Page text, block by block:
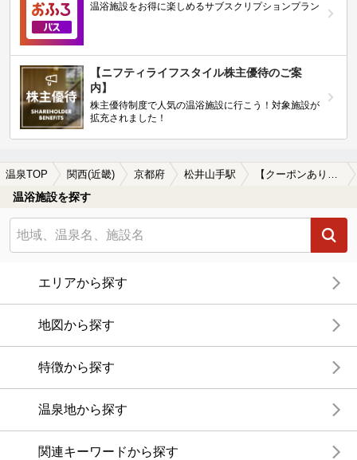
温浴施設をお得に楽しめるサブスクリプションプラン
【ニフティライフスタイル株主優待のご案
内】
株主優待制度で人気の温浴施設に行こう！対象施設が
拡充されました！
温泉TOP 関西(近畿) 京都府 松井山手駅 【クーポンあり】食事が楽しめる松井山手駅近くの温泉、日帰り温泉、スーパー銭湯おすすめ
温浴施設を探す
エリアから探す
地図から探す
特徴から探す
温泉地から探す
関連キーワードから探す